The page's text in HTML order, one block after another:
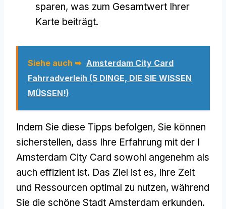
sparen, was zum Gesamtwert Ihrer
Karte beiträgt.
Siehe auch ➥ Amsterdam City Card
Fahrradverleih (5 DINGE, DIE SIE WISSEN
MÜSSEN!)
Indem Sie diese Tipps befolgen, Sie können
sicherstellen, dass Ihre Erfahrung mit der I
Amsterdam City Card sowohl angenehm als
auch effizient ist. Das Ziel ist es, Ihre Zeit
und Ressourcen optimal zu nutzen, während
Sie die schöne Stadt Amsterdam erkunden.